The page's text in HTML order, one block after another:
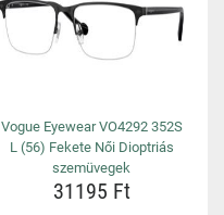
Vogue Eyewear VO4292 352S
L (56) Fekete Női Dioptriás
szemüvegek
31195 Ft